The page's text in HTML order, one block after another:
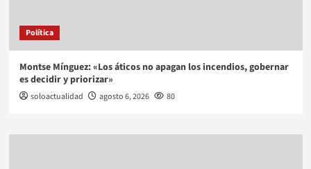
Política
Montse Mínguez: «Los áticos no apagan los incendios, gobernar
es decidir y priorizar»
soloactualidad agosto 6, 2026 80